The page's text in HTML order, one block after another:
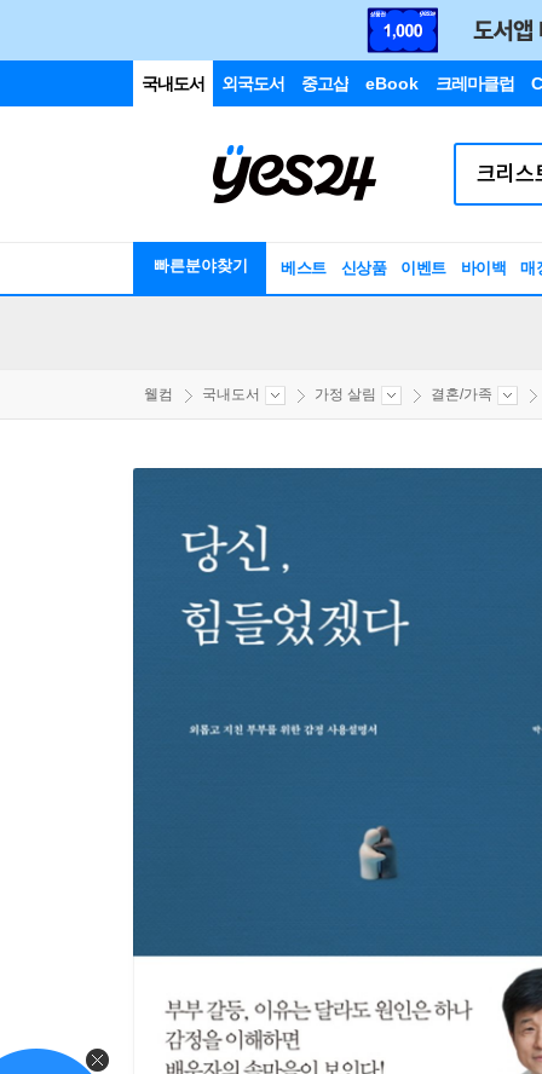
국내도서 외국도서 중고샵 eBook 크레마클럽
빠른분야찾기 베스트 신상품 이벤트 바이백 매
웰컴 국내도서 가정 살림 결혼/가족